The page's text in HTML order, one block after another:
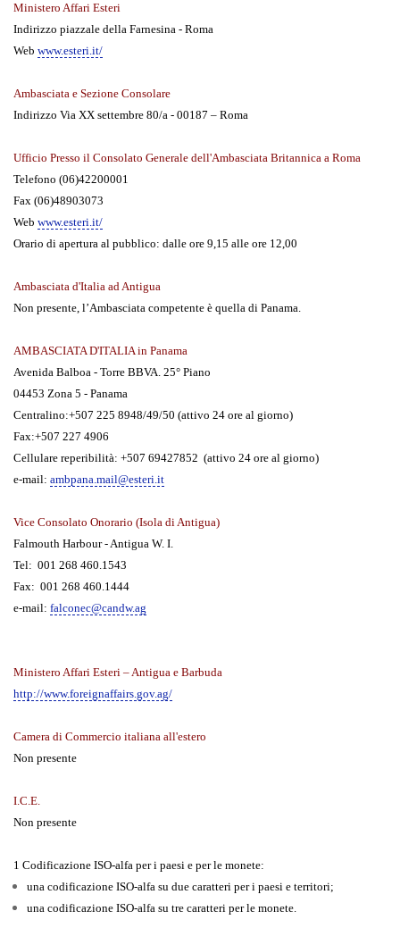
Ministero Affari Esteri
Indirizzo piazzale della Farnesina - Roma
Web www.esteri.it/
Ambasciata e Sezione Consolare
Indirizzo Via XX settembre 80/a - 00187 – Roma
Ufficio Presso il Consolato Generale dell'Ambasciata Britannica a Roma
Telefono (06)42200001
Fax (06)48903073
Web www.esteri.it/
Orario di apertura al pubblico: dalle ore 9,15 alle ore 12,00
Ambasciata d'Italia ad Antigua
Non presente, l’Ambasciata competente è quella di Panama.
AMBASCIATA D'ITALIA in Panama
Avenida Balboa - Torre BBVA. 25° Piano
04453 Zona 5 - Panama
Centralino:+507 225 8948/49/50 (attivo 24 ore al giorno)
Fax:+507 227 4906
Cellulare reperibilità: +507 69427852 (attivo 24 ore al giorno)
e-mail: ambpana.mail@esteri.it
Vice Consolato Onorario (Isola di Antigua)
Falmouth Harbour - Antigua W. I.
Tel: 001 268 460.1543
Fax: 001 268 460.1444
e-mail: falconec@candw.ag
Ministero Affari Esteri – Antigua e Barbuda
http://www.foreignaffairs.gov.ag/
Camera di Commercio italiana all'estero
Non presente
I.C.E.
Non presente
1 Codificazione ISO-alfa per i paesi e per le monete:
una codificazione ISO-alfa su due caratteri per i paesi e territori;
una codificazione ISO-alfa su tre caratteri per le monete.